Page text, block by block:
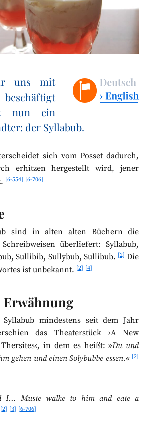
uns mit
nun ein
der Syllabub.
sich vom Posset dadurch,
erhitzen hergestellt wird, jener
[6-554] [6-706]
sind in alten alten Büchern die
Schreibweisen überliefert: Syllabub,
Sullibib, Sullybub, Sullibub. [2] Die
ist unbekannt.[2] [4]
Erwähnung
mindestens seit dem Jahr
das Theaterstück ›A New
in dem es heißt: »Du und
gehen und einen Solybubbe essen.« [2]
I… Muste walke to him and eate a
[2] [3] [6-706]